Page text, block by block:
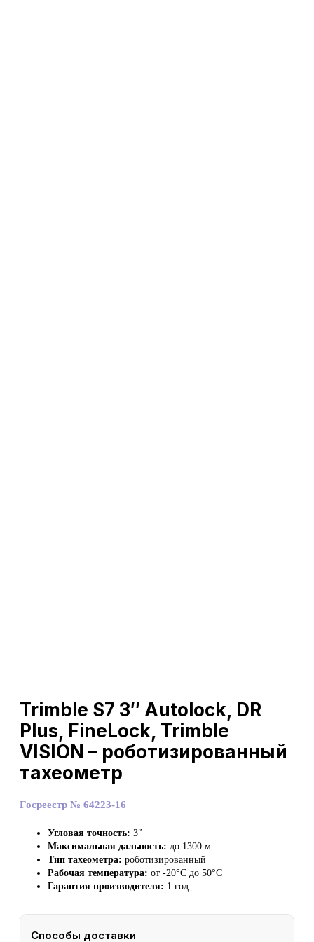
Trimble S7 3″ Autolock, DR
Plus, FineLock, Trimble
VISION – роботизированный
тахеометр
Госреестр № 64223-16
Угловая точность: 3″
Максимальная дальность: до 1300 м
Тип тахеометра: роботизированный
Рабочая температура: от -20°C до 50°C
Гарантия производителя: 1 год
Способы доставки